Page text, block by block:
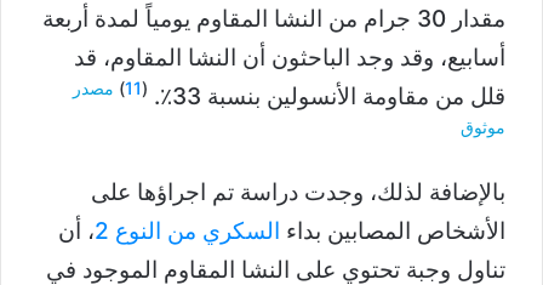
مقدار 30 جرام من النشا المقاوم يومياً لمدة أربعة
أسابيع، وقد وجد الباحثون أن النشا المقاوم، قد
قلل من مقاومة الأنسولين بنسبة 33٪.
(
11
) مصدر
موثوق
بالإضافة لذلك، وجدت دراسة تم اجراؤها على
الأشخاص المصابين بداء السكري من النوع 2
، أن
تناول وجبة تحتوي على النشا المقاوم الموجود في